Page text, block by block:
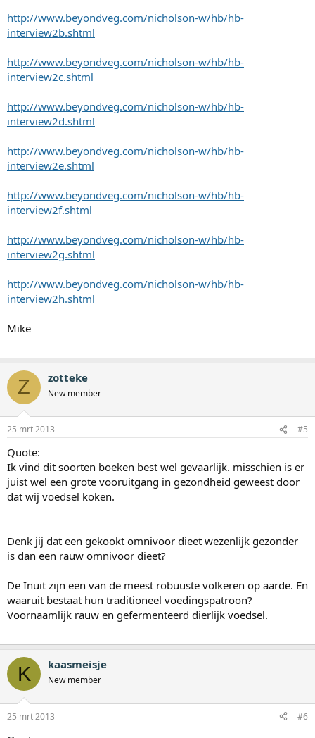
http://www.beyondveg.com/nicholson-w/hb/hb-
interview2b.shtml
http://www.beyondveg.com/nicholson-w/hb/hb-
interview2c.shtml
http://www.beyondveg.com/nicholson-w/hb/hb-
interview2d.shtml
http://www.beyondveg.com/nicholson-w/hb/hb-
interview2e.shtml
http://www.beyondveg.com/nicholson-w/hb/hb-
interview2f.shtml
http://www.beyondveg.com/nicholson-w/hb/hb-
interview2g.shtml
http://www.beyondveg.com/nicholson-w/hb/hb-
interview2h.shtml
Mike
Z zotteke
New member
25 mrt 2013 #5
Quote:
Ik vind dit soorten boeken best wel gevaarlijk. misschien is er
juist wel een grote vooruitgang in gezondheid geweest door
dat wij voedsel koken.
Denk jij dat een gekookt omnivoor dieet wezenlijk gezonder
is dan een rauw omnivoor dieet?
De Inuit zijn een van de meest robuuste volkeren op aarde. En
waaruit bestaat hun traditioneel voedingspatroon?
Voornaamlijk rauw en gefermenteerd dierlijk voedsel.
K kaasmeisje
New member
25 mrt 2013 #6